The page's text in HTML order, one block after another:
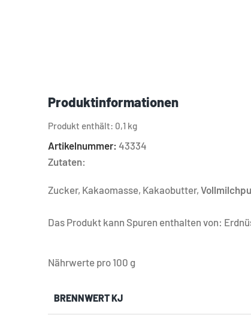
Produktinformationen
Produkt enthält: 0,1 kg
Artikelnummer: 43334
Zutaten:
Zucker, Kakaomasse, Kakaobutter,
Das Produkt kann Spuren enthalten von:
Nährwerte pro 100 g
BRENNWERT KJ